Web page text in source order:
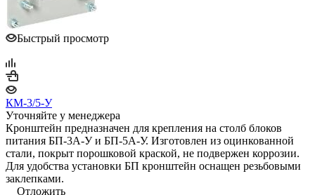
Быстрый просмотр
КМ-3/5-У
Уточняйте у менеджера
Кронштейн предназначен для крепления на столб блоков
питания БП-3А-У и БП-5А-У. Изготовлен из оцинкованной
стали, покрыт порошковой краской, не подвержен коррозии.
Для удобства установки БП кронштейн оснащен резьбовыми
заклепками.
Отложить